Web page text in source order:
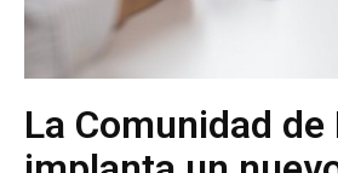
La Comunidad